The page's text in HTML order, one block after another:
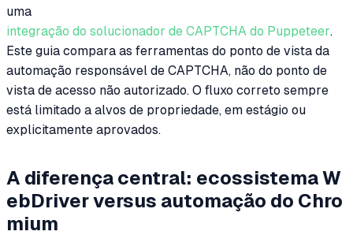
uma
integração do solucionador de CAPTCHA do Puppeteer.
Este guia compara as ferramentas do ponto de vista da
automação responsável de CAPTCHA, não do ponto de
vista de acesso não autorizado. O fluxo correto sempre
está limitado a alvos de propriedade, em estágio ou
explicitamente aprovados.
A diferença central: ecossistema W
ebDriver versus automação do Chro
mium